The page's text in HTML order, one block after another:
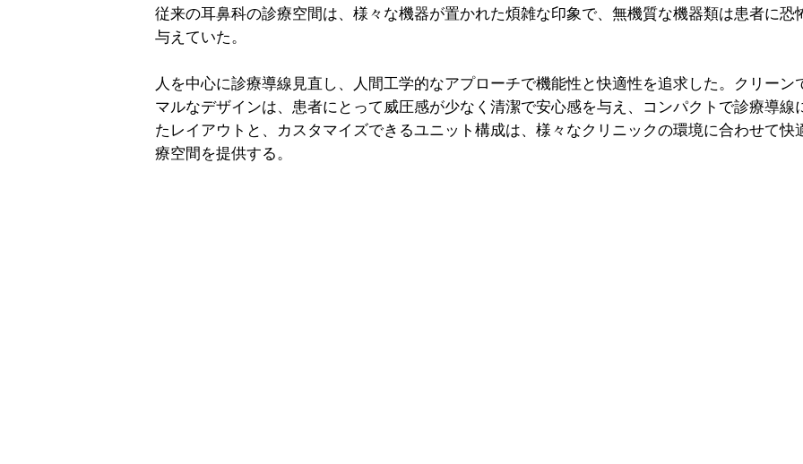
従来の耳鼻科の診療空間は、様々な機器が置かれた煩雑な印象で、無機質な機器類は患者に恐
与えていた。
人を​中心に診療導線見直し、人間工学的なアプローチで機能性と快適性を追求した。クリーン
マルなデザインは、患者にとって威圧感が少なく清潔で安心感を与え、コンパクトで診療導線
たレイアウトと、カスタマイズできるユニット構成は、様々なクリニックの環境に合わせて快
療空間を提供する。